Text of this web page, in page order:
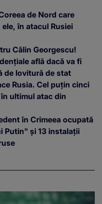
de Nord care
în atacul Rusiei
Călin Georgescu!
află dacă va fi
de lovitură de stat
Rusia. Cel puțin cinci
ultimul atac din
în Crimeea ocupată
Putin" și 13 instalații